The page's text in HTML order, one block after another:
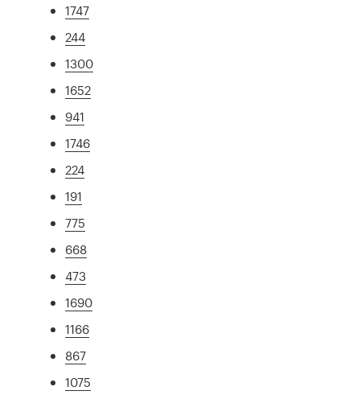
1747
244
1300
1652
941
1746
224
191
775
668
473
1690
1166
867
1075